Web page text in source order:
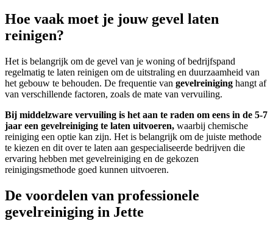
Hoe vaak moet je jouw gevel laten
reinigen?
Het is belangrijk om de gevel van je woning of bedrijfspand
regelmatig te laten reinigen om de uitstraling en duurzaamheid van
het gebouw te behouden. De frequentie van gevelreiniging hangt af
van verschillende factoren, zoals de mate van vervuiling.
Bij middelzware vervuiling is het aan te raden om eens in de 5-7
jaar een gevelreiniging te laten uitvoeren, waarbij chemische
reiniging een optie kan zijn. Het is belangrijk om de juiste methode
te kiezen en dit over te laten aan gespecialiseerde bedrijven die
ervaring hebben met gevelreiniging en de gekozen
reinigingsmethode goed kunnen uitvoeren.
De voordelen van professionele
gevelreiniging in Jette